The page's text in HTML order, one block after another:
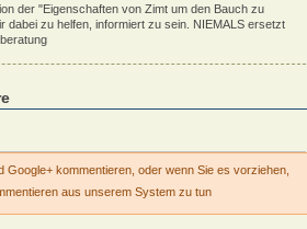
der "Eigenschaften von Zimt um den Bauch zu
dabei zu helfen, informiert zu sein. NIEMALS ersetzt
Google+ kommentieren, oder wenn Sie es vorziehen,
aus unserem System zu tun